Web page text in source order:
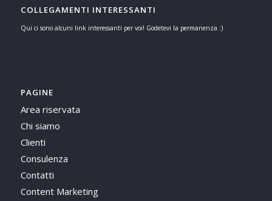
COLLEGAMENTI INTERESSANTI
Qui ci sono alcuni link interessanti per voi! Godetevi la permanenza :)
PAGINE
Area riservata
Chi siamo
Clienti
Consulenza
Contatti
Content Marketing